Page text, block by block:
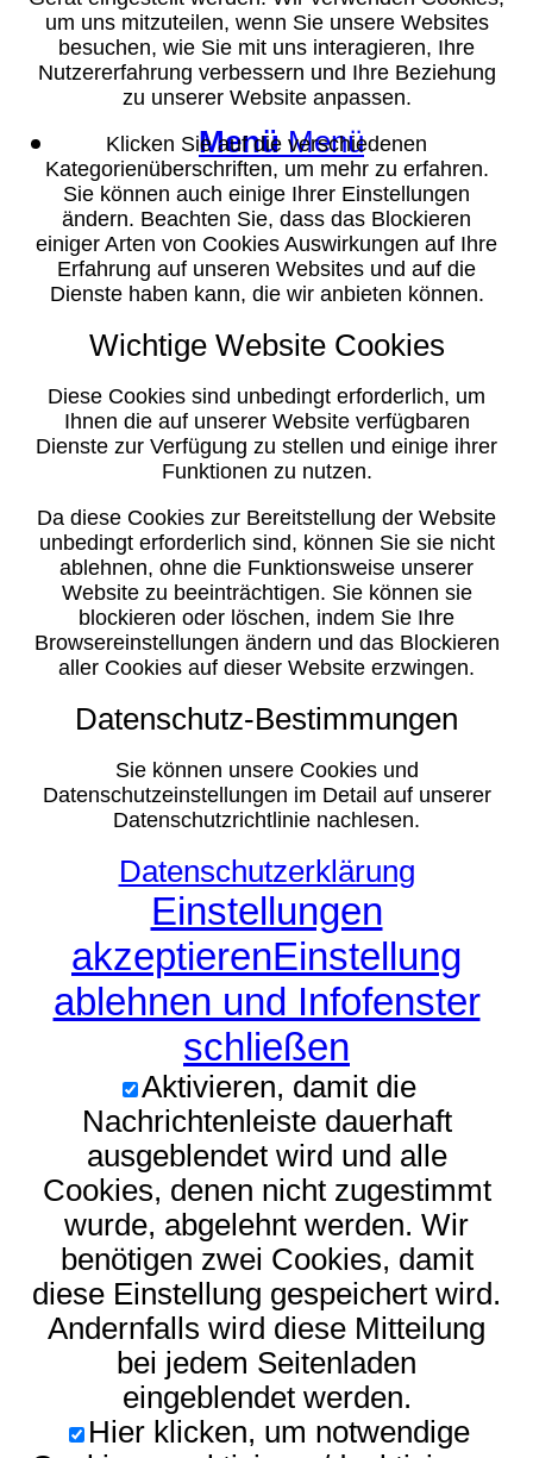
Menü Menü
um uns mitzuteilen, wenn Sie unsere Websites
besuchen, wie Sie mit uns interagieren, Ihre
Nutzererfahrung verbessern und Ihre Beziehung
zu unserer Website anpassen.
Klicken Sie auf die verschiedenen
Kategorienüberschriften, um mehr zu erfahren.
Sie können auch einige Ihrer Einstellungen
ändern. Beachten Sie, dass das Blockieren
einiger Arten von Cookies Auswirkungen auf Ihre
Erfahrung auf unseren Websites und auf die
Dienste haben kann, die wir anbieten können.
Wichtige Website Cookies
Diese Cookies sind unbedingt erforderlich, um
Ihnen die auf unserer Website verfügbaren
Dienste zur Verfügung zu stellen und einige ihrer
Funktionen zu nutzen.
Da diese Cookies zur Bereitstellung der Website
unbedingt erforderlich sind, können Sie sie nicht
ablehnen, ohne die Funktionsweise unserer
Website zu beeinträchtigen. Sie können sie
blockieren oder löschen, indem Sie Ihre
Browsereinstellungen ändern und das Blockieren
aller Cookies auf dieser Website erzwingen.
Datenschutz-Bestimmungen
Sie können unsere Cookies und
Datenschutzeinstellungen im Detail auf unserer
Datenschutzrichtlinie nachlesen.
Datenschutzerklärung
Einstellungen
akzeptierenEinstellung
ablehnen und Infofenster
schließen
Aktivieren, damit die
Nachrichtenleiste dauerhaft
ausgeblendet wird und alle
Cookies, denen nicht zugestimmt
wurde, abgelehnt werden. Wir
benötigen zwei Cookies, damit
diese Einstellung gespeichert wird.
Andernfalls wird diese Mitteilung
bei jedem Seitenladen
eingeblendet werden.
Hier klicken, um notwendige